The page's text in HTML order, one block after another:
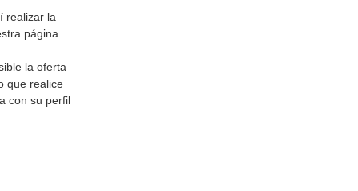
realizar la
página
la oferta
que realice
con su perfil